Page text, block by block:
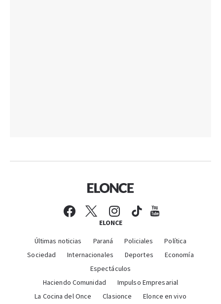
ELONCE
Últimas noticias Paraná Policiales
Política
Sociedad
Internacionales Deportes
Economía
Espectáculos
Haciendo Comunidad
Impulso Empresarial
La Cocina del Once
Clasionce Elonce en vivo